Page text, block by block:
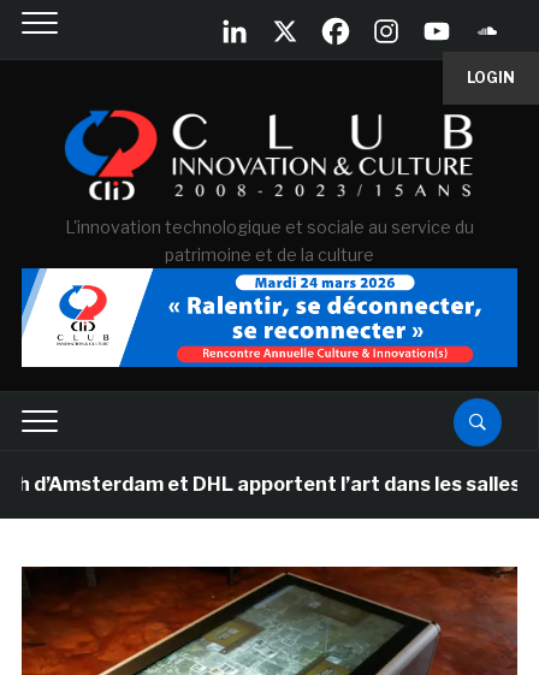
LOGIN
L'innovation technologique et sociale au service du
patrimoine et de la culture
et DHL apportent l’art dans les salles de